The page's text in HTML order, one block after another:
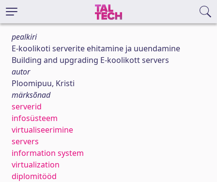
pealkiri
E-koolikoti serverite ehitamine ja uuendamine
Building and upgrading E-koolikott servers
autor
Ploomipuu, Kristi
märksõnad
serverid
infosüsteem
virtualiseerimine
servers
information system
virtualization
diplomitööd